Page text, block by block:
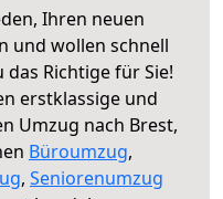
Ihren neuen
und wollen schnell
das Richtige für Sie!
erstklassige und
Umzug nach Brest,
Büroumzug,
, Seniorenumzug